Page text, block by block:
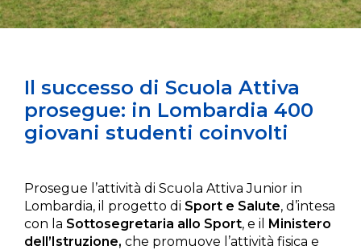
Il successo di Scuola Attiva
prosegue: in Lombardia 400
giovani studenti coinvolti
Prosegue l’attività di Scuola Attiva Junior in
Lombardia, il progetto di Sport e Salute, d’intesa
con la Sottosegretaria allo Sport, e il Ministero
dell’Istruzione, che promuove l’attività fisica e